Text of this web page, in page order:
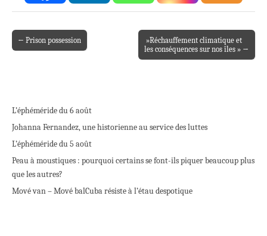
Post navigation
← Prison possession
»Réchauffement climatique et
les conséquences sur nos îles » →
L’éphéméride du 6 août
Johanna Fernandez, une historienne au service des luttes
L’éphéméride du 5 août
Peau à moustiques : pourquoi certains se font-ils piquer beaucoup plus
que les autres?
Mové van – Mové balCuba résiste à l’étau despotique